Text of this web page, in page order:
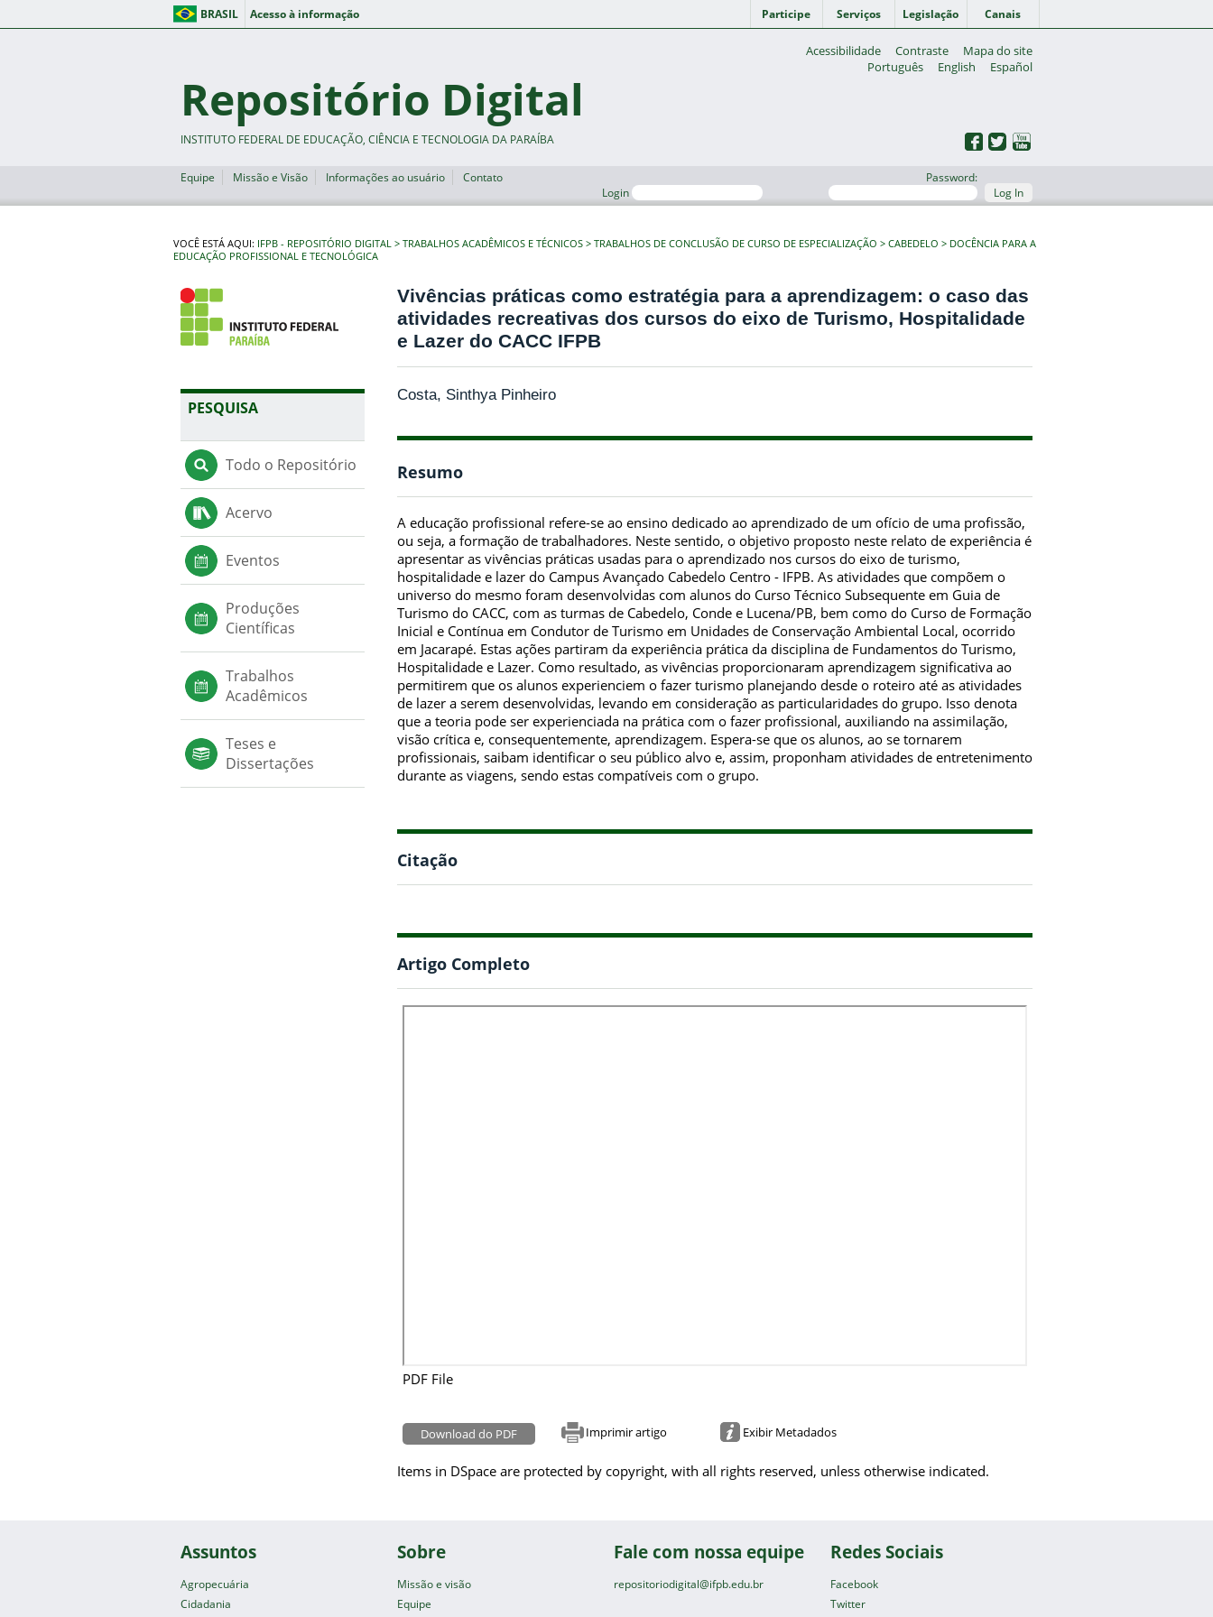
BRASIL Acesso à informação Participe Serviços Legislação Canais
Acessibilidade Contraste
Mapa do site
Português
English Español
Repositório Digital
INSTITUTO FEDERAL DE EDUCAÇÃO, CIÊNCIA E TECNOLOGIA DA PARAÍBA
Equipe Missão e Visão Informações ao usuário
Contato
Login
Password:
Log In
VOCÊ ESTÁ AQUI: IFPB - REPOSITÓRIO DIGITAL TRABALHOS ACADÊMICOS E TÉCNICOS TRABALHOS DE CONCLUSÃO DE CURSO DE ESPECIALIZAÇÃO CABEDELO
DOCÊNCIA PARA A
EDUCAÇÃO PROFISSIONAL E TECNOLÓGICA
PESQUISA
Todo o Repositório
Acervo
Eventos
Produções
Científicas
Trabalhos
Acadêmicos
Teses e
Dissertações
Vivências práticas como estratégia para a aprendizagem: o caso das
atividades recreativas dos cursos do eixo de Turismo, Hospitalidade
e Lazer do CACC IFPB
Costa, Sinthya Pinheiro
Resumo
A educação profissional refere-se ao ensino dedicado ao aprendizado de um ofício de uma profissão,
ou seja, a formação de trabalhadores. Neste sentido, o objetivo proposto neste relato de experiência é
apresentar as vivências práticas usadas para o aprendizado nos cursos do eixo de turismo,
hospitalidade e lazer do Campus Avançado Cabedelo Centro - IFPB. As atividades que compõem o
universo do mesmo foram desenvolvidas com alunos do Curso Técnico Subsequente em Guia de
Turismo do CACC, com as turmas de Cabedelo, Conde e Lucena/PB, bem como do Curso de Formação
Inicial e Contínua em Condutor de Turismo em Unidades de Conservação Ambiental Local, ocorrido
em Jacarapé. Estas ações partiram da experiência prática da disciplina de Fundamentos do Turismo,
Hospitalidade e Lazer. Como resultado, as vivências proporcionaram aprendizagem significativa ao
permitirem que os alunos experienciem o fazer turismo planejando desde o roteiro até as atividades
de lazer a serem desenvolvidas, levando em consideração as particularidades do grupo. Isso denota
que a teoria pode ser experienciada na prática com o fazer profissional, auxiliando na assimilação,
visão crítica e, consequentemente, aprendizagem. Espera-se que os alunos, ao se tornarem
profissionais, saibam identificar o seu público alvo e, assim, proponham atividades de entretenimento
durante as viagens, sendo estas compatíveis com o grupo.
Citação
Artigo Completo
PDF File
Download do PDF Imprimir artigo Exibir Metadados
Items in DSpace are protected by copyright, with all rights reserved, unless otherwise indicated.
Assuntos
Agropecuária
Cidadania
Sobre
Missão e visão
Equipe
Fale com nossa equipe
repositoriodigital@ifpb.edu.br
Redes Sociais
Facebook
Twitter